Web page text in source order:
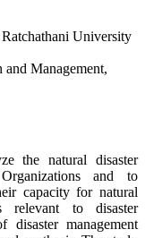
University
Management,
the natural disaster
and to
capacity for natural
relevant to disaster
disaster management